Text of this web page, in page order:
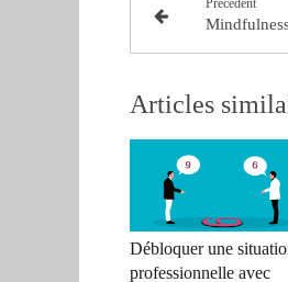
Précédent
Articles
Débloquer une
professionnelle avec